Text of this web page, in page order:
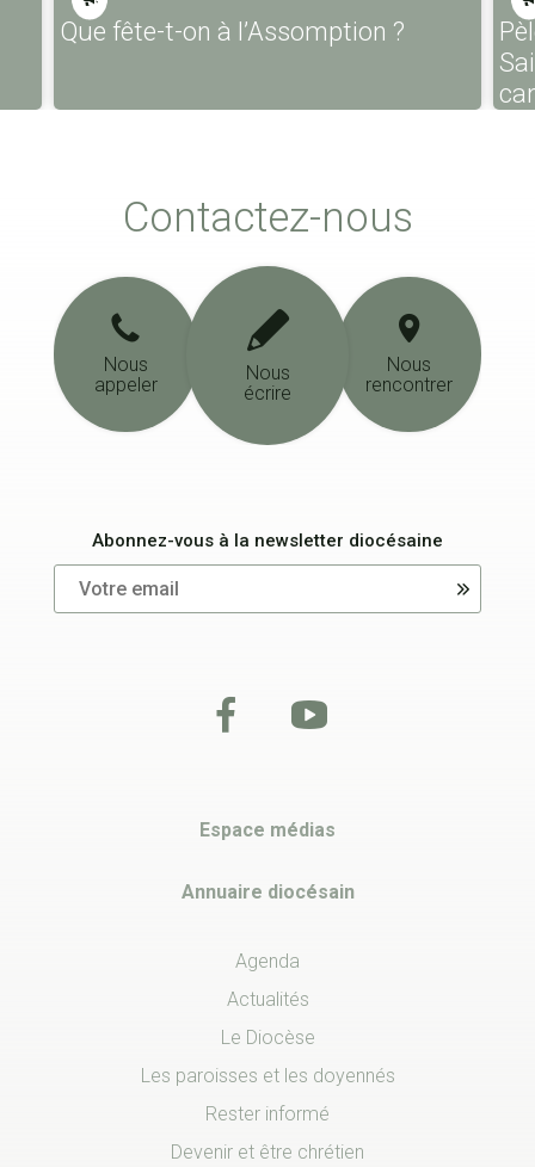
Que fête-t-on à l’Assomption ?
Contactez-nous
Nous
appeler
Nous
écrire
Nous
rencontrer
Abonnez-vous à la newsletter diocésaine
Espace médias
Annuaire diocésain
Agenda
Actualités
Le Diocèse
Les paroisses et les doyennés
Rester informé
Devenir et être chrétien